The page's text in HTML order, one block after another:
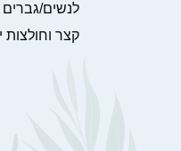
לנשים/גברים
קצר